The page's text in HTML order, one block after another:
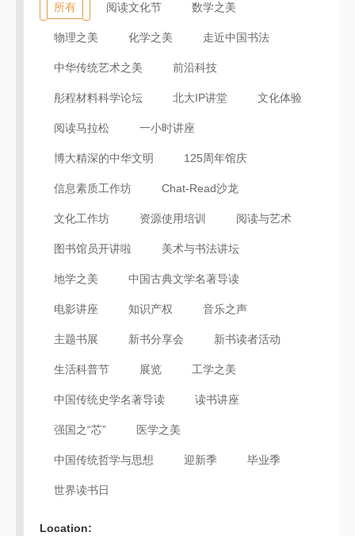
所有 阅读文化节 数学之美
物理之美 化学之美 走近中国书法
中华传统艺术之美 前沿科技
彤程材料科学论坛 北大IP讲堂 文化体验
阅读马拉松 一小时讲座
博大精深的中华文明 125周年馆庆
信息素质工作坊 Chat-Read沙龙
文化工作坊 资源使用培训 阅读与艺术
图书馆员开讲啦 美术与书法讲坛
地学之美 中国古典文学名著导读
电影讲座 知识产权 音乐之声
主题书展 新书分享会 新书读者活动
生活科普节 展览 工学之美
中国传统史学名著导读 读书讲座
强国之“芯” 医学之美
中国传统哲学与思想 迎新季 毕业季
世界读书日
Location: